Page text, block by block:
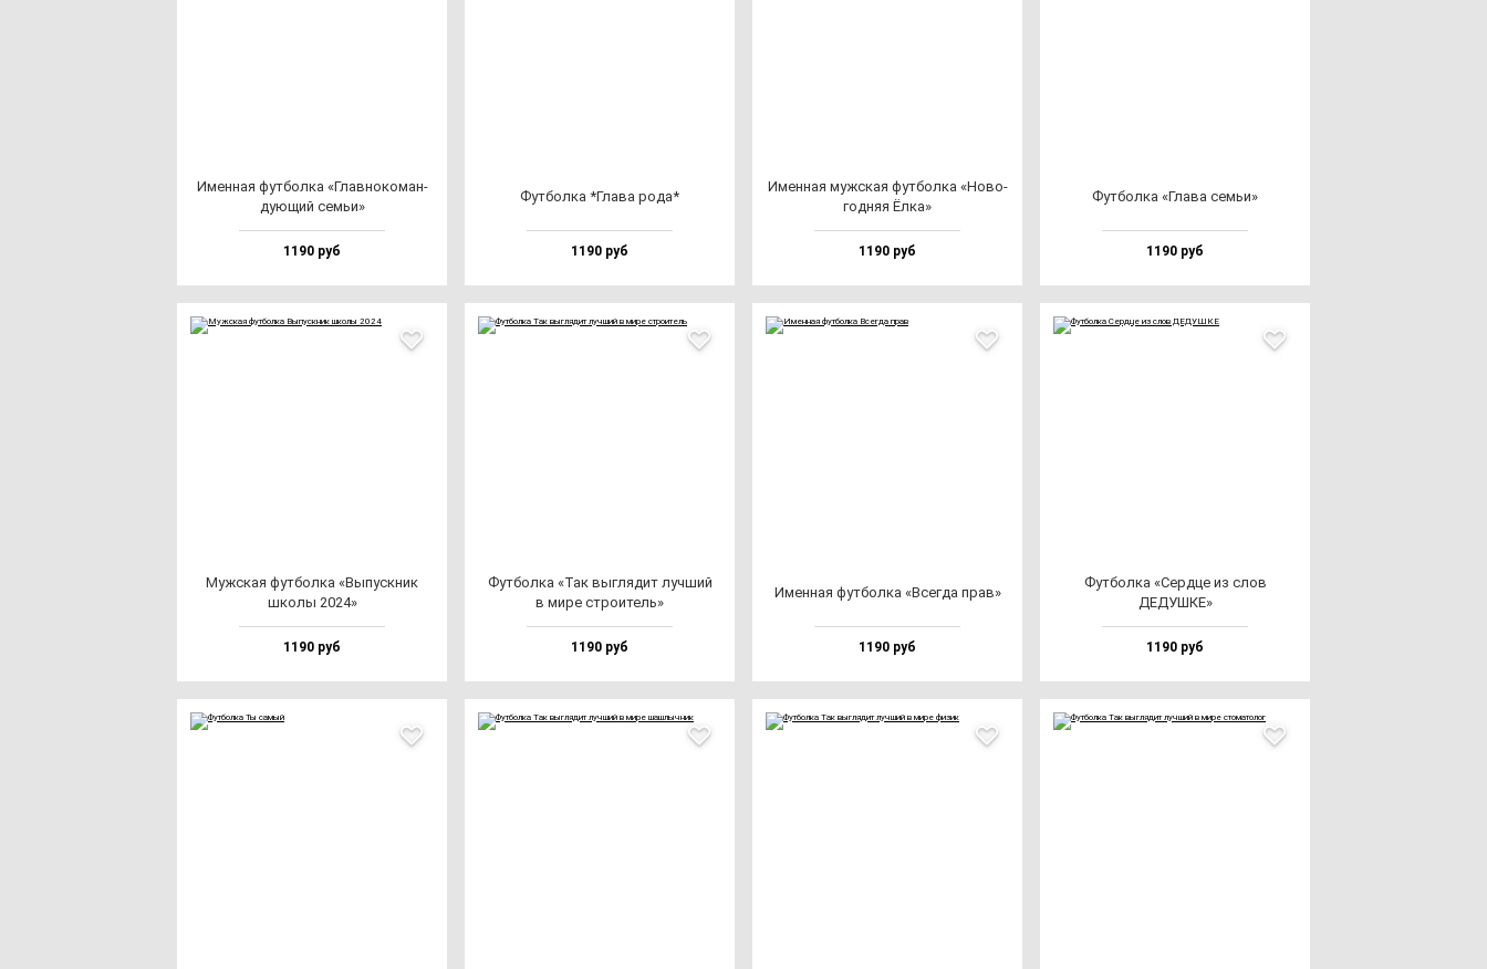
Имен­ная фут­бол­ка «Глав­но­ко­ман­
ду­ющий семьи»
1190 руб
Фут­бол­ка *Гла­ва ро­да*
1190 руб
Имен­ная муж­ская фут­бол­ка «Ново­
год­няя Ёлка»
1190 руб
Фут­бол­ка «Гла­ва семьи»
1190 руб
Муж­ская фут­бол­ка «Выпус­кник
шко­лы 2024»
1190 руб
Фут­бол­ка «Так выг­ля­дит луч­ший
в ми­ре стро­итель»
1190 руб
Имен­ная фут­бол­ка «Всег­да прав»
1190 руб
Фут­бол­ка «Сер­дце из слов
ДЕДУШКЕ»
1190 руб